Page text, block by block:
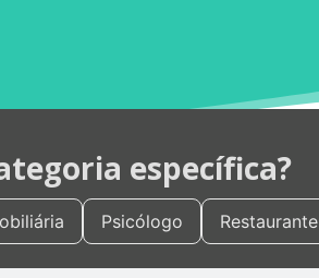
específica?
Psicólogo Restaurante